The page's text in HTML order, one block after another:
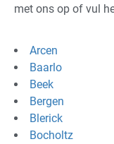
met ons op of vul
Arcen
Baarlo
Beek
Bergen
Blerick
Bocholtz